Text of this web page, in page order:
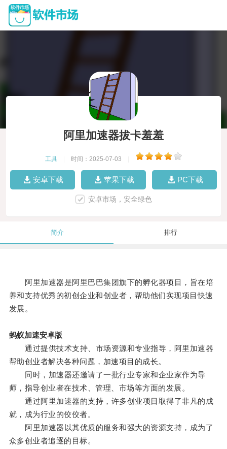
阿里加速器拔卡羞羞
工具 时间：2025-07-03
安卓下载 苹果下载 PC下载
安卓市场，安全绿色
简介 排行
阿里加速器是阿里巴巴集团旗下的孵化器项目，旨在培
养和支持优秀的初创企业和创业者，帮助他们实现项目快速
发展。
蚂蚁加速安卓版
通过提供技术支持、市场资源和专业指导，阿里加速器
帮助创业者解决各种问题，加速项目的成长。
同时，加速器还邀请了一批行业专家和企业家作为导
师，指导创业者在技术、管理、市场等方面的发展。
通过阿里加速器的支持，许多创业项目取得了非凡的成
就，成为行业的佼佼者。
阿里加速器以其优质的服务和强大的资源支持，成为了
众多创业者追逐的目标。